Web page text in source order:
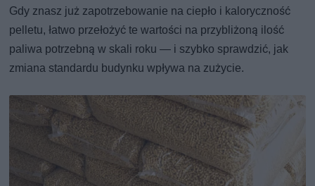
Gdy znasz już zapotrzebowanie na ciepło i kaloryczność
pelletu, łatwo przełożyć te wartości na przybliżoną ilość
paliwa potrzebną w skali roku — i szybko sprawdzić, jak
zmiana standardu budynku wpływa na zużycie.